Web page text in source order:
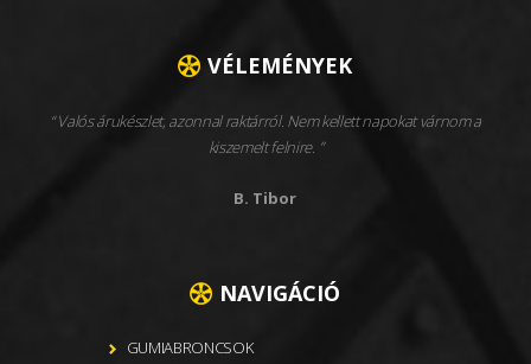
VÉLEMÉNYEK
Valós árukészlet, azonnal raktárról. Nem kellett napokat várnom a
kiszemelt felnire.
B. Tibor
NAVIGÁCIÓ
GUMIABRONCSOK